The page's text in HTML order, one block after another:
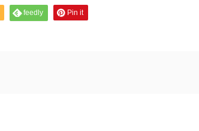
feedly Pin it